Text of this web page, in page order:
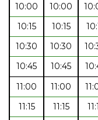
10:00
10:00
10:15
10:15
10:30
10:30
10:45
10:45
11:00
11:00
11:15
11:15